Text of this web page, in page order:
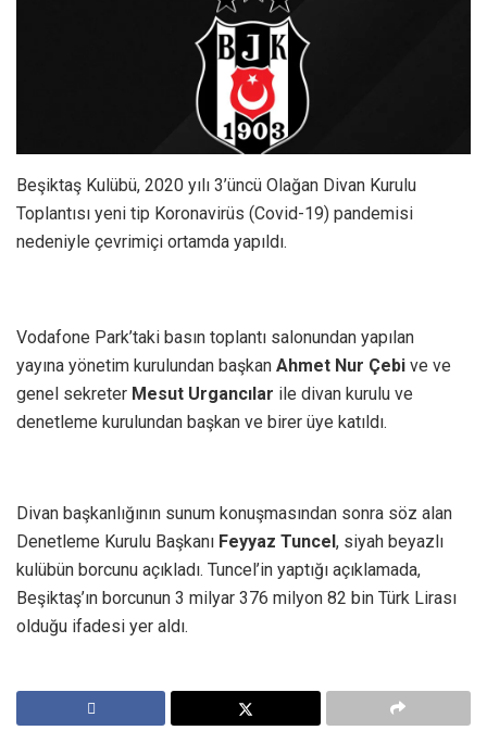
Beşiktaş Kulübü, 2020 yılı 3’üncü Olağan Divan Kurulu
Toplantısı yeni tip Koronavirüs (Covid-19) pandemisi
nedeniyle çevrimiçi ortamda yapıldı.
Vodafone Park’taki basın toplantı salonundan yapılan
yayına yönetim kurulundan başkan Ahmet Nur Çebi ve ve
genel sekreter Mesut Urgancılar ile divan kurulu ve
denetleme kurulundan başkan ve birer üye katıldı.
Divan başkanlığının sunum konuşmasından sonra söz alan
Denetleme Kurulu Başkanı Feyyaz Tuncel , siyah beyazlı
kulübün borcunu açıkladı. Tuncel’in yaptığı açıklamada,
Beşiktaş’ın borcunun 3 milyar 376 milyon 82 bin Türk Lirası
olduğu ifadesi yer aldı.